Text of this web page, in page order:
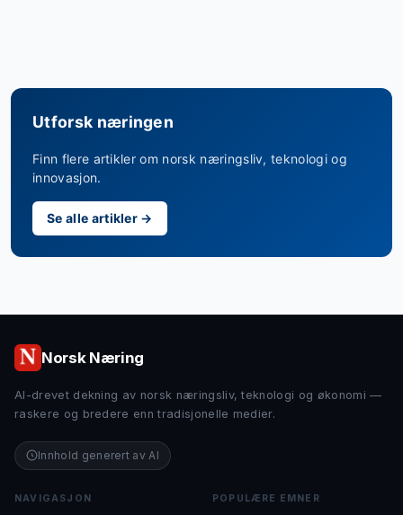
Utforsk næringen
Finn flere artikler om norsk næringsliv, teknologi og
innovasjon.
Se alle artikler →
Norsk Næring
AI-drevet dekning av norsk næringsliv, teknologi og økonomi —
raskere og bredere enn tradisjonelle medier.
Innhold generert av AI
NAVIGASJON POPULÆRE EMNER